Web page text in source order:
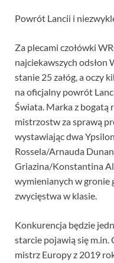
Powrót Lancii i
Za plecami czołówki
najciekawszych odsłon
stanie 25 załóg, a oczy
na oficjalny powrót
Świata. Marka z bogatą
mistrzostw za sprawą
wystawiając dwa
Rossela/Arnauda
Griazina/Konstantina
wymienianych w gronie
zwycięstwa w klasie.
Konkurencja będzie
starcie pojawią się
mistrz Europy z 2019